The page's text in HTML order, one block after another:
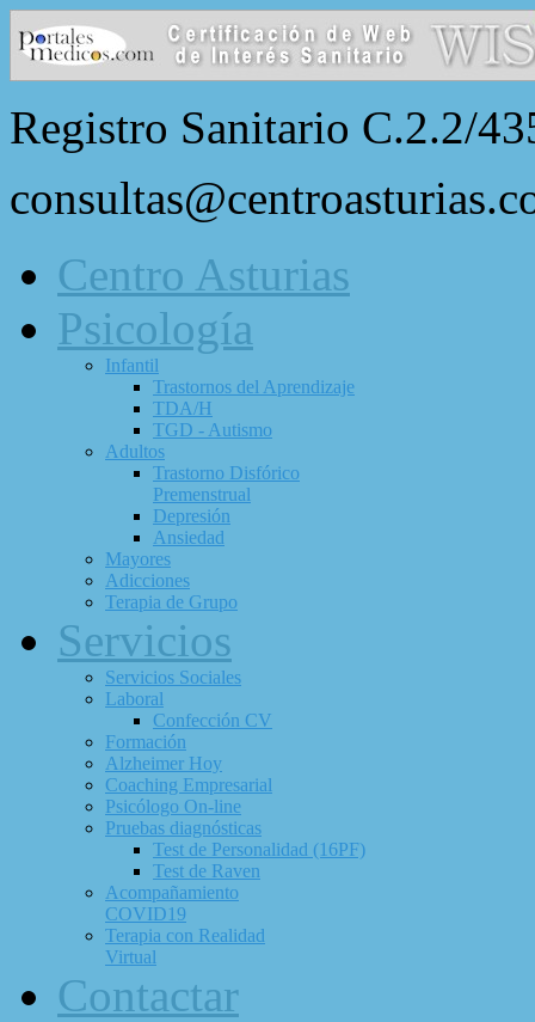
Registro Sanitario C.2.2/
Centro Asturias
Psicología
Infantil
Trastornos del Aprendizaje
TDA/H
TGD - Autismo
Adultos
Trastorno Disfórico
Premenstrual
Depresión
Ansiedad
Mayores
Adicciones
Terapia de Grupo
Servicios
Servicios Sociales
Laboral
Confección CV
Formación
Alzheimer Hoy
Coaching Empresarial
Psicólogo On-line
Pruebas diagnósticas
Test de Personalidad (16PF)
Test de Raven
Acompañamiento
COVID19
Terapia con Realidad
Virtual
Contactar